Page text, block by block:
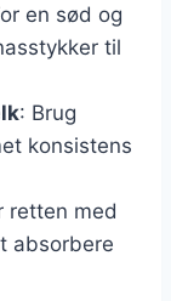
en sød og
til
: Brug
konsistens
retten med
absorbere